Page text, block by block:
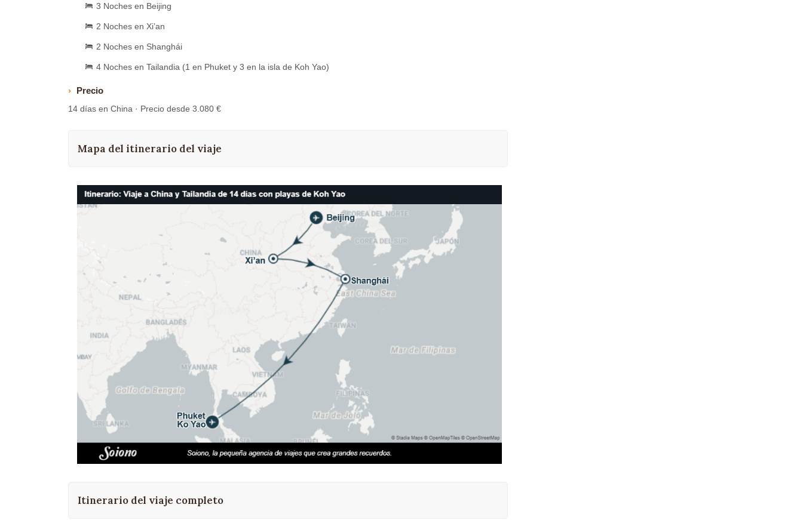
3 Noches en Beijing
2 Noches en Xi’an
2 Noches en Shanghái
4 Noches en Tailandia (1 en Phuket y 3 en la isla de Koh Yao)
Precio
14 días en China · Precio desde 3.080 €
Mapa del itinerario del viaje
Itinerario del viaje completo